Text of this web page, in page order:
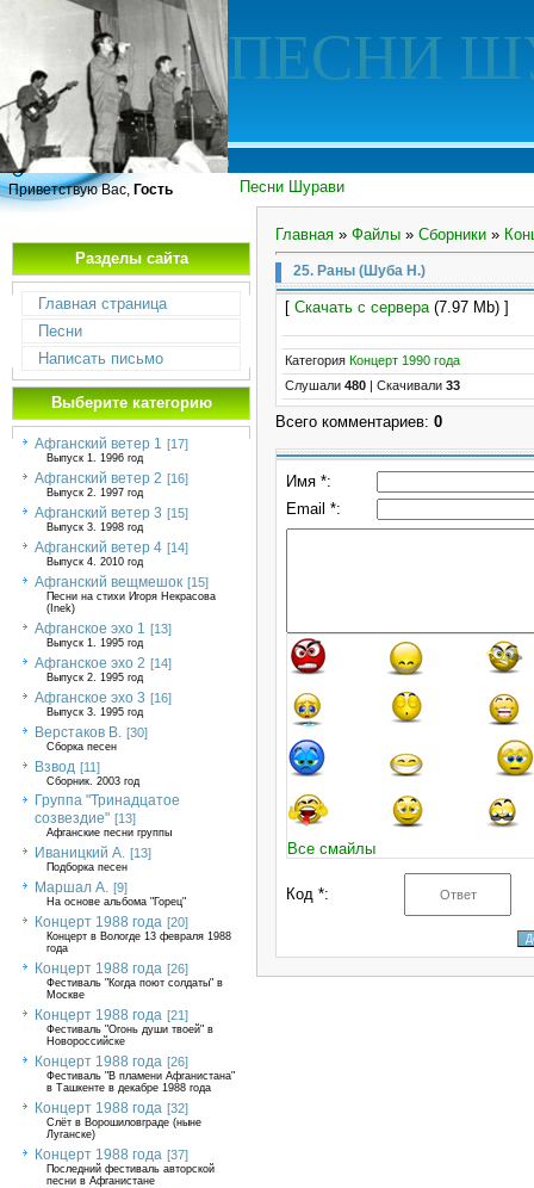
ПЕСНИ
Песни Шурави
Приветствую Вас, Гость
Разделы сайта
Главная страница
Песни
Написать письмо
Выберите категорию
Афганский ветер 1 [17]
Выпуск 1. 1996 год
Афганский ветер 2 [16]
Выпуск 2. 1997 год
Афганский ветер 3 [15]
Выпуск 3. 1998 год
Афганский ветер 4 [14]
Выпуск 4. 2010 год
Афганский вещмешок [15]
Песни на стихи Игоря Некрасова
(Inek)
Афганское эхо 1 [13]
Выпуск 1. 1995 год
Афганское эхо 2 [14]
Выпуск 2. 1995 год
Афганское эхо 3 [16]
Выпуск 3. 1995 год
Верстаков В. [30]
Сборка песен
Взвод [11]
Сборник. 2003 год
Группа "Тринадцатое
созвездие" [13]
Афганские песни группы
Иваницкий А. [13]
Подборка песен
Маршал А. [9]
На основе альбома "Горец"
Концерт 1988 года [20]
Концерт в Вологде 13 февраля 1988
года
Концерт 1988 года [26]
Фестиваль "Когда поют солдаты" в
Москве
Концерт 1988 года [21]
Фестиваль "Огонь души твоей" в
Новороссийске
Концерт 1988 года [26]
Фестиваль "В пламени Афганистана"
в Ташкенте в декабре 1988 года
Концерт 1988 года [32]
Слёт в Ворошиловграде (ныне
Луганске)
Концерт 1988 года [37]
Последний фестиваль авторской
песни в Афганистане
Главная » Файлы » Сборники »
25. Раны (Шуба Н.)
[ Скачать с сервера(7.97 Mb) ]
Категория Концерт 1990 года
Слушали 480 Скачивали 33
Всего комментариев: 0
Имя *:
Email *:
Все смайлы
Код *: